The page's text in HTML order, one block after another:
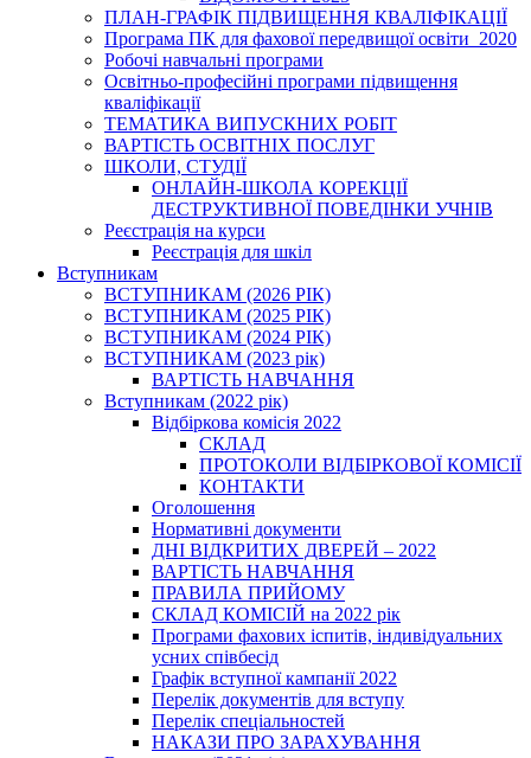
ПЛАН-ГРАФІК ПІДВИЩЕННЯ КВАЛІФІКАЦІЇ
Програма ПК для фахової передвищої освіти_2020
Робочі навчальні програми
Освітньо-професійні програми підвищення
кваліфікації
ТЕМАТИКА ВИПУСКНИХ РОБІТ
ВАРТІСТЬ ОСВІТНІХ ПОСЛУГ
ШКОЛИ, СТУДІЇ
ОНЛАЙН-ШКОЛА КОРЕКЦІЇ
ДЕСТРУКТИВНОЇ ПОВЕДІНКИ УЧНІВ
Реєстрація на курси
Реєстрація для шкіл
Вступникам
ВСТУПНИКАМ (2026 РІК)
ВСТУПНИКАМ (2025 РІК)
ВСТУПНИКАМ (2024 РІК)
ВСТУПНИКАМ (2023 рік)
ВАРТІСТЬ НАВЧАННЯ
Вступникам (2022 рік)
Відбіркова комісія 2022
СКЛАД
ПРОТОКОЛИ ВІДБІРКОВОЇ КОМІСІЇ
КОНТАКТИ
Оголошення
Нормативні документи
ДНІ ВІДКРИТИХ ДВЕРЕЙ – 2022
ВАРТІСТЬ НАВЧАННЯ
ПРАВИЛА ПРИЙОМУ
СКЛАД КОМІСІЙ на 2022 рік
Програми фахових іспитів, індивідуальних
усних співбесід
Графік вступної кампанії 2022
Перелік документів для вступу
Перелік спеціальностей
НАКАЗИ ПРО ЗАРАХУВАННЯ